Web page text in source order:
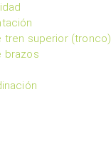
tren superior (tronco)
brazos